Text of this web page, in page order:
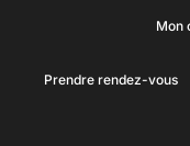
content
Mon
Prendre rendez-vous